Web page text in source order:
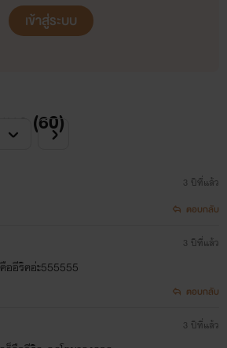
เข้าสู่ระบบ
มด (60)
3 ปีที่แล้ว
ตอบกลับ
อีริคอ่ะ555555
3 ปีที่แล้ว
ตอบกลับ
3 ปีที่แล้ว